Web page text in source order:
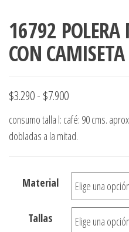
16792
CON
$3.290- $7.900Rango
de
precios:
$3.290
hasta
$7.900
consumo talla l: café: 90 cms.
dobladas a la mitad.
Material
Tallas